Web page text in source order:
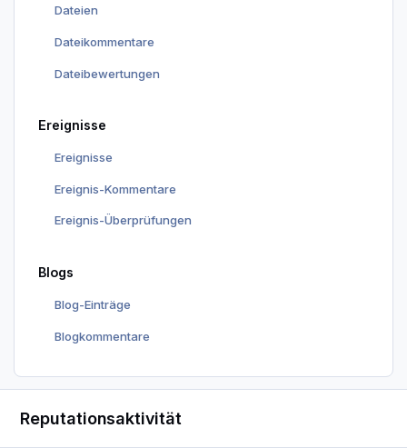
Dateien
Dateikommentare
Dateibewertungen
Ereignisse
Ereignisse
Ereignis-Kommentare
Ereignis-Überprüfungen
Blogs
Blog-Einträge
Blogkommentare
Reputationsaktivität